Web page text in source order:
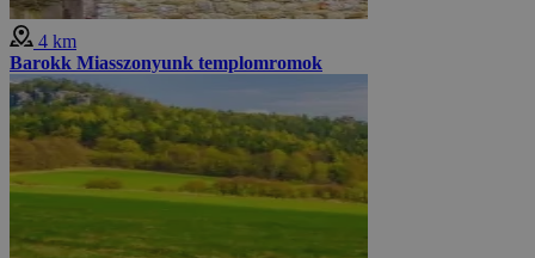
4 km
Barokk Miasszonyunk templomromok